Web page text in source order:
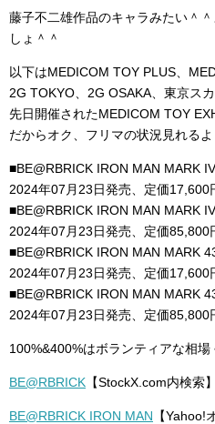
藤子不二雄作品のキャラみたい＾
しょ＾＾
以下はMEDICOM TOY PLUS、
2G TOKYO、2G OSAKA、東京ス
先日開催されたMEDICOM TOY
だからオク、フリマの状況見れるよ
■BE@RBRICK IRON MAN MARK
2024年07月23日発売、定価17,600
■BE@RBRICK IRON MAN MARK
2024年07月23日発売、定価85,800
■BE@RBRICK IRON MAN MARK
2024年07月23日発売、定価17,600
■BE@RBRICK IRON MAN MARK
2024年07月23日発売、定価85,800
100%&400%はボランティアな相
BE@RBRICK 【StockX.com内検索】
BE@RBRICK IRON MAN 【Yahoo!